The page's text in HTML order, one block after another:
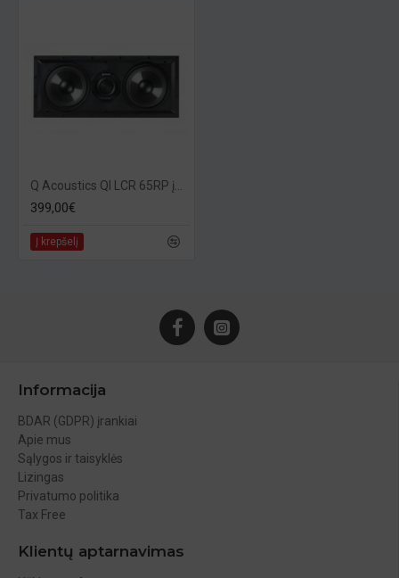
399,00€
Į krepšelį
Informacija
BDAR (GDPR) įrankiai
Apie mus
Sąlygos ir taisyklės
Lizingas
Privatumo politika
Tax Free
Klientų aptarnavimas